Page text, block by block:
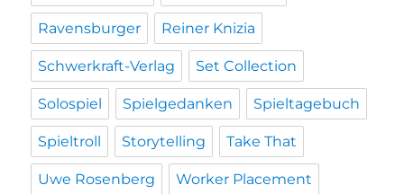
Ravensburger Reiner Knizia
Schwerkraft-Verlag Set Collection
Solospiel Spielgedanken Spieltagebuch
Spieltroll Storytelling Take That
Uwe Rosenberg Worker Placement